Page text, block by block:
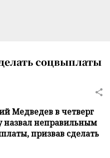
соцвыплаты
Медведев в четверг
назвал неправильным
призвав сделать